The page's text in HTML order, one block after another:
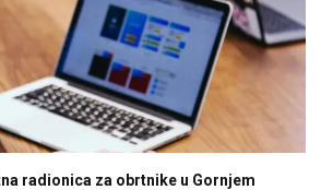
radionica za obrtnike u Gornjem